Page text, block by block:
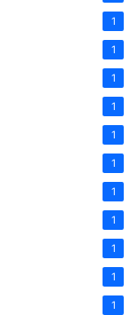
1
1
1
1
1
1
1
1
1
1
1